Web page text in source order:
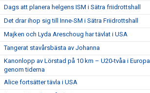
Dags att planera helgens ISM i Sätra friidrottshall
Det drar ihop sig till Inne-SM i Sätra Friidrottshall
Majken och Lyda Areschoug har tävlat i USA
Tangerat stavårsbästa av Johanna
Kanonlopp av Lörstad på 10 km – U20-tvåa i Europa
genom tiderna
Alice fortsätter tävla i USA